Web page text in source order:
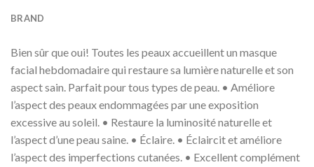
BRAND
Bien sûr que oui! Toutes les peaux accueillent un masque
facial hebdomadaire qui restaure sa lumière naturelle et son
aspect sain. Parfait pour tous types de peau. • Améliore
l’aspect des peaux endommagées par une exposition
excessive au soleil. • Restaure la luminosité naturelle et
l’aspect d’une peau saine. • Éclaire. • Éclaircit et améliore
l’aspect des imperfections cutanées. • Excellent complément